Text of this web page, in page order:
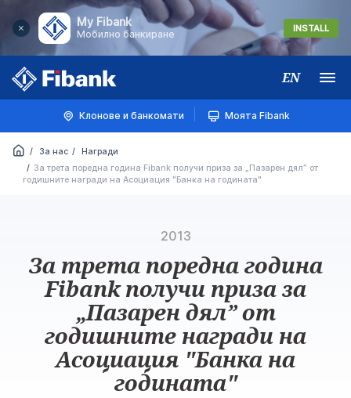
My Fibank
Мобилно банкиране
INSTALL
EN Меню
Клонове и банкомати Моята Fibank
За нас
Награди
За трета поредна година Fibank получи приза за „Пазарен дял” от
годишните награди на Асоциация "Банка на годината"
2013
За трета поредна година
Fibank получи приза за
„Пазарен дял” от
годишните награди на
Асоциация "Банка на
годината"